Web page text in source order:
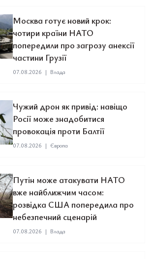
Москва готує новий крок:
чотири країни НАТО
попередили про загрозу анексії
частини Грузії
07.08.2026 | Влада
Чужий дрон як привід: навіщо
Росії може знадобитися
провокація проти Балтії
07.08.2026 | Європа
Путін може атакувати НАТО
вже найближчим часом:
розвідка США попередила про
небезпечний сценарій
07.08.2026 | Влада